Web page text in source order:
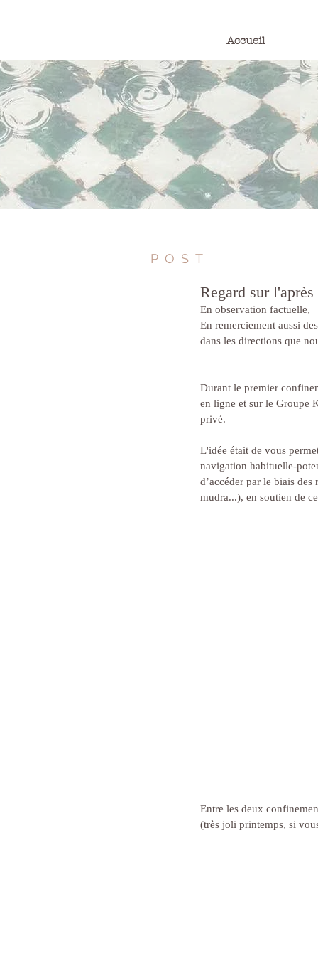
Accueil
POST
Regard sur
En observation factuelle,
En remerciement aussi
dans les directions que
Durant le premier
en ligne et sur le Groupe
privé.
L'idée était de vous
navigation habituelle-
d’accéder par le biais
mudra...), en soutien de
Entre les deux
(très joli printemps, si